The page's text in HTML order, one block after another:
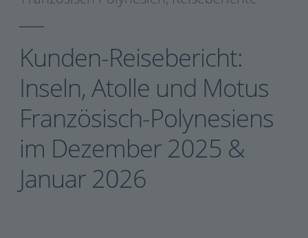
Kunden-Reisebericht:
Inseln, Atolle und Motus
Französisch-Polynesiens
im Dezember 2025 &
Januar 2026